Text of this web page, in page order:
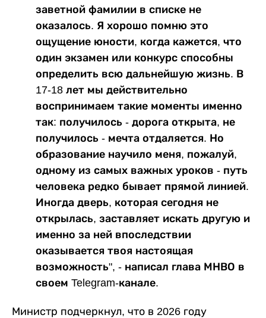
заветной фамилии в списке не
оказалось. Я хорошо помню это
ощущение юности, когда кажется, что
один экзамен или конкурс способны
определить всю дальнейшую жизнь. В
17-18 лет мы действительно
воспринимаем такие моменты именно
так: получилось - дорога открыта, не
получилось - мечта отдаляется. Но
образование научило меня, пожалуй,
одному из самых важных уроков - путь
человека редко бывает прямой линией.
Иногда дверь, которая сегодня не
открылась, заставляет искать другую и
именно за ней впоследствии
оказывается твоя настоящая
возможность", - написал глава МНВО в
своем Telegram-канале.
Министр подчеркнул, что в 2026 году